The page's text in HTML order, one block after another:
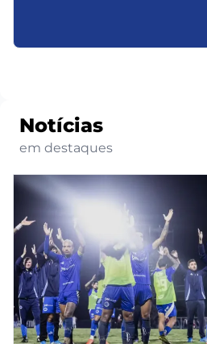
Notícias
em destaques